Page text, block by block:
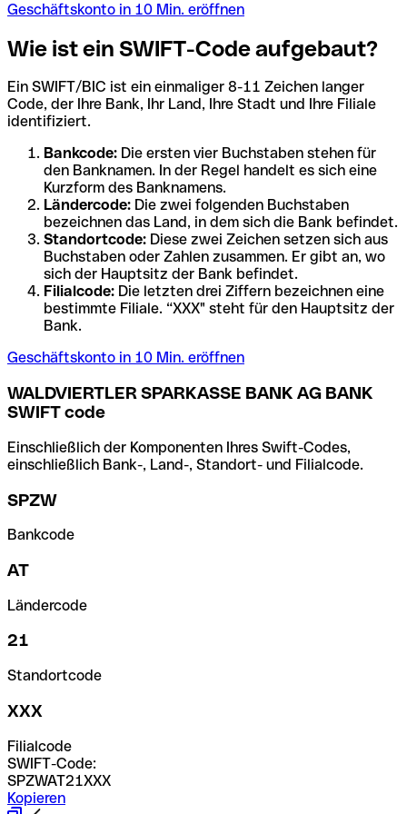
Geschäftskonto in 10 Min. eröffnen
Wie ist ein SWIFT-Code aufgebaut?
Ein SWIFT/BIC ist ein einmaliger 8-11 Zeichen langer
Code, der Ihre Bank, Ihr Land, Ihre Stadt und Ihre Filiale
identifiziert.
Bankcode: Die ersten vier Buchstaben stehen für
den Banknamen. In der Regel handelt es sich eine
Kurzform des Banknamens.
Ländercode: Die zwei folgenden Buchstaben
bezeichnen das Land, in dem sich die Bank befindet.
Standortcode: Diese zwei Zeichen setzen sich aus
Buchstaben oder Zahlen zusammen. Er gibt an, wo
sich der Hauptsitz der Bank befindet.
Filialcode: Die letzten drei Ziffern bezeichnen eine
bestimmte Filiale. “XXX" steht für den Hauptsitz der
Bank.
Geschäftskonto in 10 Min. eröffnen
WALDVIERTLER SPARKASSE BANK AG BANK
SWIFT code
Einschließlich der Komponenten Ihres Swift-Codes,
einschließlich Bank-, Land-, Standort- und Filialcode.
SPZW
Bankcode
AT
Ländercode
21
Standortcode
XXX
Filialcode
SWIFT-Code:
SPZWAT21XXX
Kopieren